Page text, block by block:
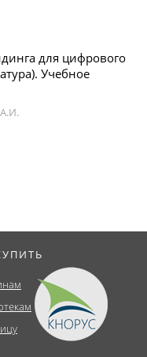
для цифрового
Учебное